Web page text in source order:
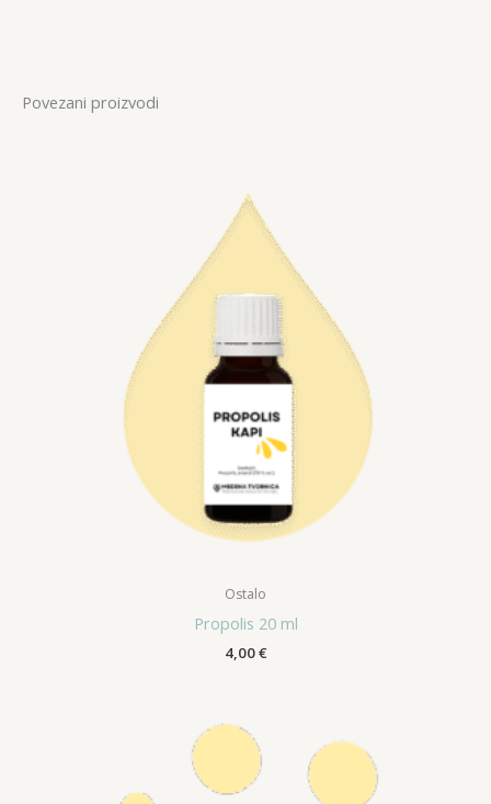
Povezani proizvodi
Ostalo
Propolis 20 ml
4,00€